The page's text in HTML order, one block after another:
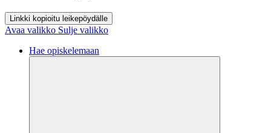
Linkki kopioitu leikepöydälle
Avaa valikko Sulje valikko
Hae opiskelemaan